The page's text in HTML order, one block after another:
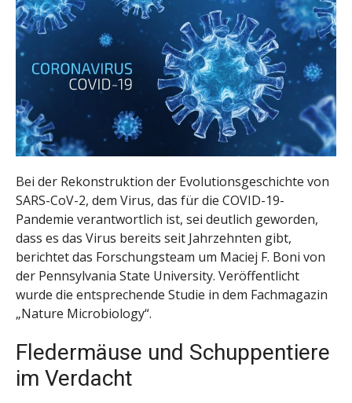
Bei der Rekonstruktion der Evolutionsgeschichte von
SARS-CoV-2, dem Virus, das für die COVID-19-
Pandemie verantwortlich ist, sei deutlich geworden,
dass es das Virus bereits seit Jahrzehnten gibt,
berichtet das Forschungsteam um Maciej F. Boni von
der Pennsylvania State University. Veröffentlicht
wurde die entsprechende Studie in dem Fachmagazin
„Nature Microbiology“.
Fledermäuse und Schuppentiere
im Verdacht